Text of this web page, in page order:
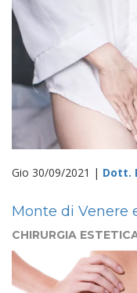
Gio 30/09/2021 | Dott.
Monte di Venere
CHIRURGIA